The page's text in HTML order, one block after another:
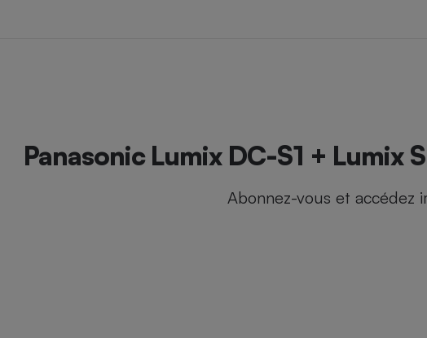
Panasonic Lumix DC-S1 + Lumix
Abonnez-vous et accédez
Matelas